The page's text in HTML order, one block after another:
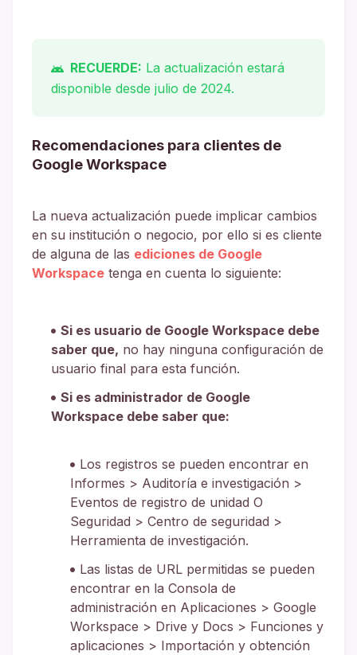
RECUERDE: La actualización estará
disponible desde julio de 2024.
Recomendaciones para clientes de
Google Workspace
La nueva actualización puede implicar cambios
en su institución o negocio, por ello si es cliente
de alguna de las ediciones de Google
Workspace tenga en cuenta lo siguiente:
Si es usuario de Google Workspace debe
saber que, no hay ninguna configuración de
usuario final para esta función.
Si es administrador de Google
Workspace debe saber que:
Los registros se pueden encontrar en
Informes > Auditoría e investigación >
Eventos de registro de unidad O
Seguridad > Centro de seguridad >
Herramienta de investigación.
Las listas de URL permitidas se pueden
encontrar en la Consola de
administración en Aplicaciones > Google
Workspace > Drive y Docs > Funciones y
aplicaciones > Importación y obtención